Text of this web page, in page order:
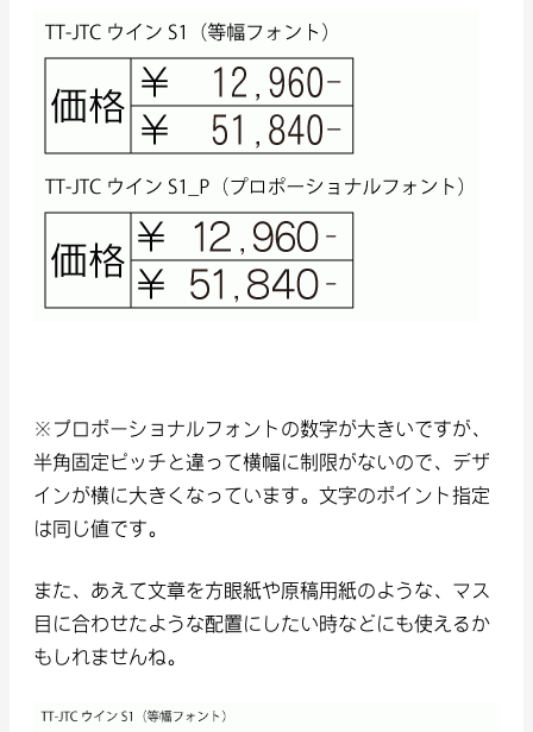
※プロポーショナルフォントの数字が大きいですが、
半角固定ピッチと違って横幅に制限がないので、デザ
インが横に大きくなっています。文字のポイント指定
は同じ値です。
また、あえて文章を方眼紙や原稿用紙のような、マス
目に合わせたような配置にしたい時などにも使えるか
もしれませんね。